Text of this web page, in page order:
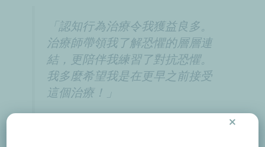
「認知行為治療令我獲益良多。
治療師帶領我了解恐懼的層層連
結，更陪伴我練習了對抗恐懼。
我多麼希望我是在更早之前接受
這個治療！」
×